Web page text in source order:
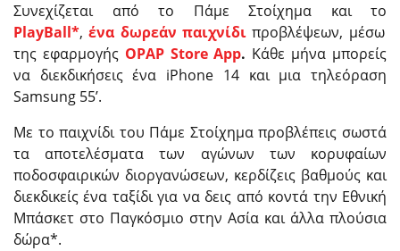
Συνεχίζεται από το Πάμε Στοίχημα και το
PlayBall*,ένα δωρεάν παιχνίδι προβλέψεων, μέσω
της εφαρμογής ΟPAP StoreApp. Κάθε μήνα μπορείς
να διεκδικήσεις ένα iPhone 14 και μια τηλεόραση
Samsung 55’.
Με το παιχνίδι του Πάμε Στοίχημα προβλέπεις σωστά
τα αποτελέσματα των αγώνων των κορυφαίων
ποδοσφαιρικών διοργανώσεων, κερδίζεις βαθμούς και
διεκδικείς ένα ταξίδι για να δεις από κοντά την Εθνική
Μπάσκετ στο Παγκόσμιο στην Ασία και άλλα πλούσια
δώρα*.